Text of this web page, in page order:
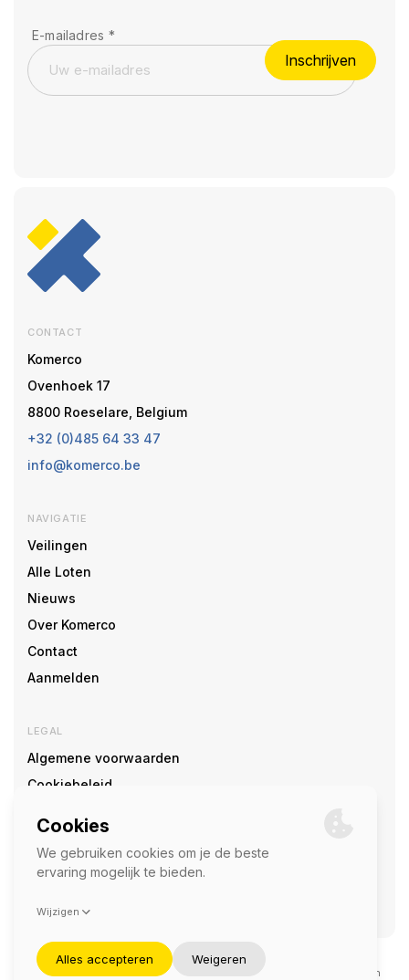
E-mailadres *
Inschrijven
CONTACT
Komerco
Ovenhoek 17
8800 Roeselare, Belgium
+32 (0)485 64 33 47
info@komerco.be
NAVIGATIE
Veilingen
Alle Loten
Nieuws
Over Komerco
Contact
Aanmelden
LEGAL
Algemene voorwaarden
Cookiebeleid
SOCIAL
©2026 — Komerco
Deze site wordt beschermd door reCAPTCHA en het
en